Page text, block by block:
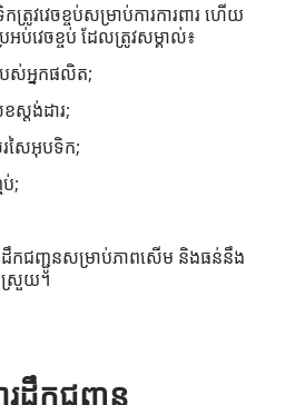
វេចខ្ចប់សម្រាប់ការការពារ ហើយ
ប់វេចខ្ចប់ ដែលត្រូវសម្គាល់៖
ស់អ្នកផលិត;
តង់ដារ;
សៃអុបទិក;
;
ងដឹកជញ្ជូនសម្រាប់ភាពសើម និងធន់នឹង
រួយ។
រដឹកជញ្ជូន